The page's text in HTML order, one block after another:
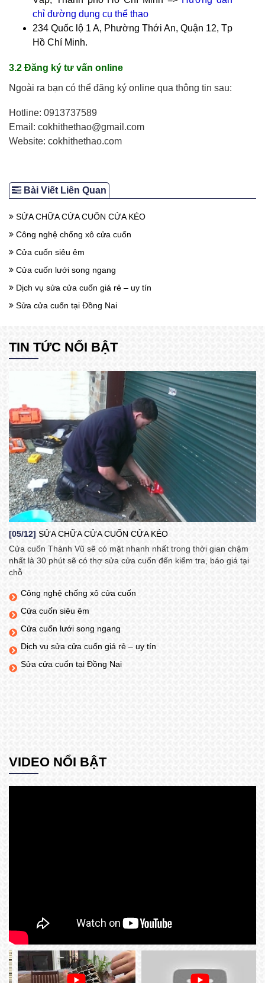
chỉ đường dụng cụ thể thao
234 Quốc lộ 1 A, Phường Thới An, Quận 12, Tp
Hồ Chí Minh.
3.2 Đăng ký tư vấn online
Ngoài ra bạn có thể đăng ký online qua thông tin sau:
Hotline: 0913737589
Email: cokhithethao@gmail.com
Website: cokhithethao.com
Bài Viết Liên Quan
SỬA CHỮA CỬA CUỐN CỬA KÉO
Công nghệ chống xô cửa cuốn
Cửa cuốn siêu êm
Cửa cuốn lưới song ngang
Dịch vụ sửa cửa cuốn giá rẻ – uy tín
Sửa cửa cuốn tại Đồng Nai
TIN TỨC NỔI BẬT
[05/12] SỬA CHỮA CỬA CUỐN CỬA KÉO
Cửa cuốn Thành Vũ sẽ có mặt nhanh nhất trong thời gian chậm
nhất là 30 phút sẽ có thợ sửa cửa cuốn đến kiểm tra, báo giá tại
chỗ
Công nghệ chống xô cửa cuốn
Cửa cuốn siêu êm
Cửa cuốn lưới song ngang
Dịch vụ sửa cửa cuốn giá rẻ – uy tín
Sửa cửa cuốn tại Đồng Nai
VIDEO NỔI BẬT